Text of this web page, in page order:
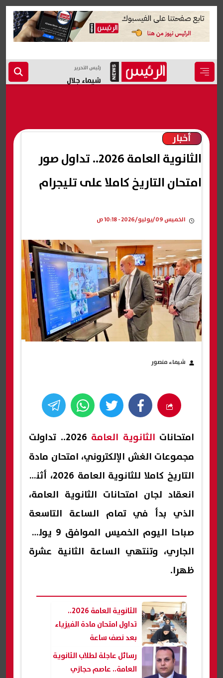
رئيس التحرير
شيماء جلال
أخبار
الثانوية العامة 2026.. تداول صور
امتحان التاريخ كاملا على تليجرام
الخميس 09/يوليو/2026 - 10:18 ص
شيماء منصور
امتحانات الثانوية العامة
2026.. تداولت
مجموعات الغش الإلكتروني، امتحان مادة
التاريخ كاملا للثانوية العامة 2026، أثناء
انعقاد لجان امتحانات الثانوية العامة،
الذي بدأ في تمام الساعة التاسعة
صباحا اليوم الخميس الموافق 9 يوليو
الجاري، وتنتهي الساعة الثانية عشرة
ظهرا.
الثانوية العامة 2026..
تداول امتحان مادة الفيزياء
بعد نصف ساعة
رسائل عاجلة لطلاب الثانوية
العامة.. عاصم حجازي